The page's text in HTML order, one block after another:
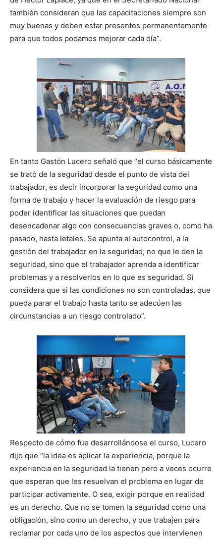
también consideran que las capacitaciones siempre son
muy buenas y deben estar presentes permanentemente
para que todos podamos mejorar cada día”.
En tanto Gastón Lucero señaló que “el curso básicamente
se trató de la seguridad desde el punto de vista del
trabajador, es decir incorporar la seguridad como una
forma de trabajo y hacer la evaluación de riesgo para
poder identificar las situaciones que puedan
desencadenar algo con consecuencias graves o, como ha
pasado, hasta letales. Se apunta al autocontrol, a la
gestión del trabajador en la seguridad; no que le den la
seguridad, sino que el trabajador aprenda a identificar
problemas y a resolverlos en lo que es seguridad. Si
considera que si las condiciones no son controladas, que
pueda parar el trabajo hasta tanto se adecúen las
circunstancias a un riesgo controlado”.
Respecto de cómo fue desarrollándose el curso, Lucero
dijo que “la idea es aplicar la experiencia, porque la
experiencia en la seguridad la tienen pero a veces ocurre
que esperan que les resuelvan el problema en lugar de
participar activamente. O sea, exigir porque en realidad
es un derecho. Que no se tomen la seguridad como una
obligación, sino como un derecho, y que trabajen para
reclamar por cada uno de los aspectos que intervienen